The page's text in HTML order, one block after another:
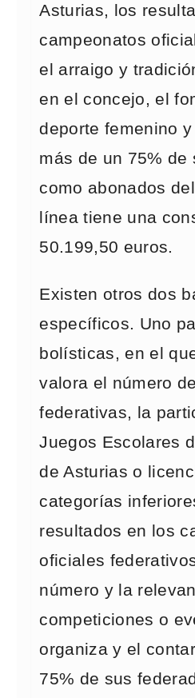
Asturias, los
campeonatos
el arraigo y
en el concejo, el
deporte femenino
más de un 75% de
como abonados
línea tiene una
50.199,50 euros.
Existen otros dos
específicos. Uno
bolísticas, en el
valora el número
federativas, la
Juegos Escolares
de Asturias o
categorías
resultados en los
oficiales
número y la
competiciones o
organiza y el
75% de sus